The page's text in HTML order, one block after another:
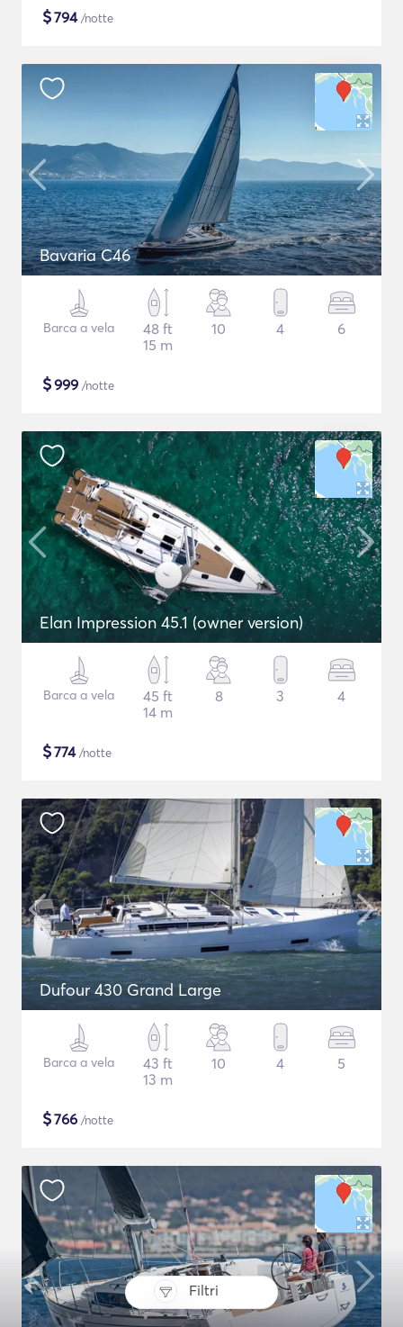
Filtri
$794/notte
Bavaria C46
Barca a vela
48 ft
15 m
10 4 6
$999 /notte
Elan Impression 45.1 (owner version)
Barca a vela
45 ft
14 m
8 3 4
$774/notte
Dufour 430 Grand Large
Barca a vela
43 ft
13 m
10 4 5
$766 /notte